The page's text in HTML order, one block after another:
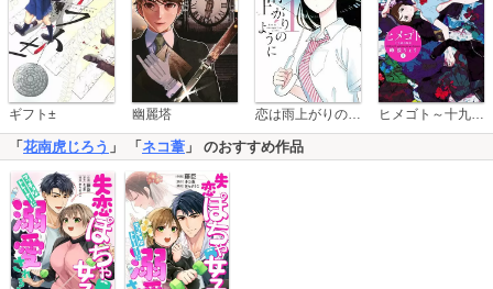
ギフト± 幽麗塔 恋は雨上がりのように ヒメゴト～十九歳の制服～
「 花南虎じろう 」 「 ネコ葦 」 のおすすめ作品